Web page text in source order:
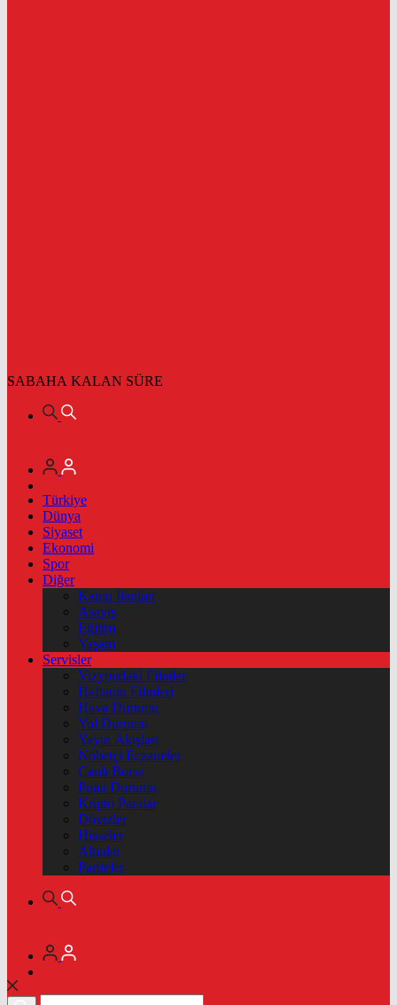
SABAHA KALAN SÜRE
Türkiye
Dünya
Siyaset
Ekonomi
Spor
Diğer
Kamu İlanları
Asayiş
Eğitim
Yaşam
Servisler
Vizyondaki Filmler
Haftanin Filmleri
Hava Durumu
Yol Durumu
Yayın Akışları
Nöbetçi Eczaneler
Canlı Borsa
Puan Durumu
Kripto Paralar
Dövizler
Hisseler
Altınlar
Pariteler